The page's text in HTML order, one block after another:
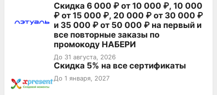
Скидка 6 000 ₽ от 10 000 ₽, 10 000
₽ от 15 000 ₽, 20 000 ₽ от 30 000 ₽
и 35 000 ₽ от 50 000 ₽ на первый и
все повторные заказы по
промокоду НАБЕРИ
До 31 августа, 2026
Скидка 5% на все сертификаты
До 1 января, 2027